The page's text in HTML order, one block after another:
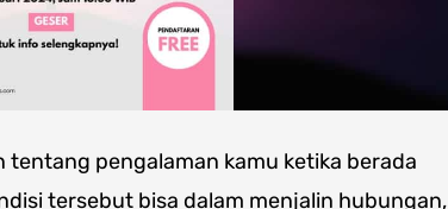
tentang pengalaman kamu ketika berada
tersebut bisa dalam menjalin hubungan,